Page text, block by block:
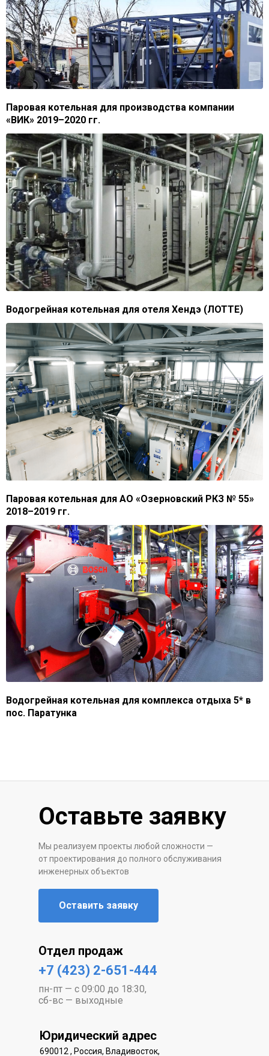
Паровая котельная для производства компании
«ВИК» 2019–2020 гг.
Водогрейная котельная для отеля Хендэ (ЛОТТЕ)
Паровая котельная для АО «Озерновский РКЗ № 55»
2018–2019 гг.
Водогрейная котельная для комплекса отдыха 5* в
пос. Паратунка
пн-пт — с 09:00 до 18:30,
сб-вс — выходные
690012 , Россия, Владивосток,
+7 (423) 2-651-444
Отдел продаж
Юридический адрес
Мы реализуем проекты любой сложности —
от проектирования до полного обслуживания
инженерных объектов
Оставить заявку
Оставьте заявку